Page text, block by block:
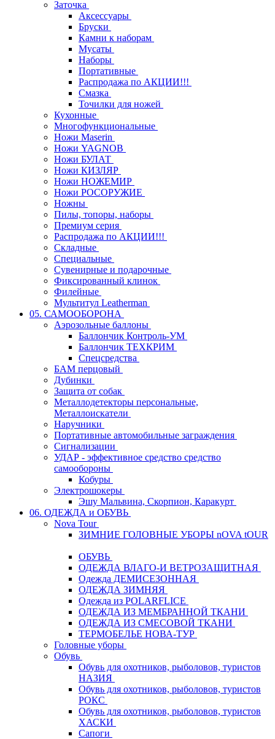
Заточка
Аксессуары
Бруски
Камни к наборам
Мусаты
Наборы
Портативные
Распродажа по АКЦИИ!!!
Смазка
Точилки для ножей
Кухонные
Многофункциональные
Ножи Maserin
Ножи YAGNOB
Ножи БУЛАТ
Ножи КИЗЛЯР
Ножи НОЖЕМИР
Ножи РОСОРУЖИЕ
Ножны
Пилы, топоры, наборы
Премиум серия
Распродажа по АКЦИИ!!!
Складные
Специальные
Сувенирные и подарочные
Фиксированный клинок
Филейные
Мультитул Leatherman
05. САМООБОРОНА
Аэрозольные баллоны
Баллончик Контроль-УМ
Баллончик ТЕХКРИМ
Спецсредства
БАМ перцовый
Дубинки
Защита от собак
Металлодетекторы персональные,
Металлоискатели
Наручники
Портативные автомобильные заграждения
Сигнализации
УДАР - эффективное средство средство
самообороны
Кобуры
Электрошокеры
Эшу Мальвина, Скорпион, Каракурт
06. ОДЕЖДА и ОБУВЬ
Nova Tour
ЗИМНИЕ ГОЛОВНЫЕ УБОРЫ nOVA tOUR
ОБУВЬ
ОДЕЖДА ВЛАГО-И ВЕТРОЗАЩИТНАЯ
Одежда ДЕМИСЕЗОННАЯ
ОДЕЖДА ЗИМНЯЯ
Одежда из POLARFLICE
ОДЕЖДА ИЗ МЕМБРАННОЙ ТКАНИ
ОДЕЖДА ИЗ СМЕСОВОЙ ТКАНИ
ТЕРМОБЕЛЬЕ НОВА-ТУР
Головные уборы
Обувь
Обувь для охотников, рыболовов, туристов
НАЗИЯ
Обувь для охотников, рыболовов, туристов
РОКС
Обувь для охотников, рыболовов, туристов
ХАСКИ
Сапоги